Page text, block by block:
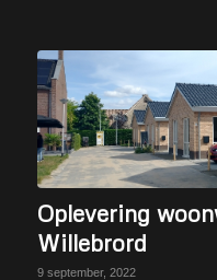
Oplevering
Willebrord
9 september, 2022